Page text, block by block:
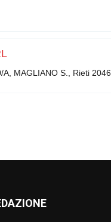
A, MAGLIANO S., Rieti 2046